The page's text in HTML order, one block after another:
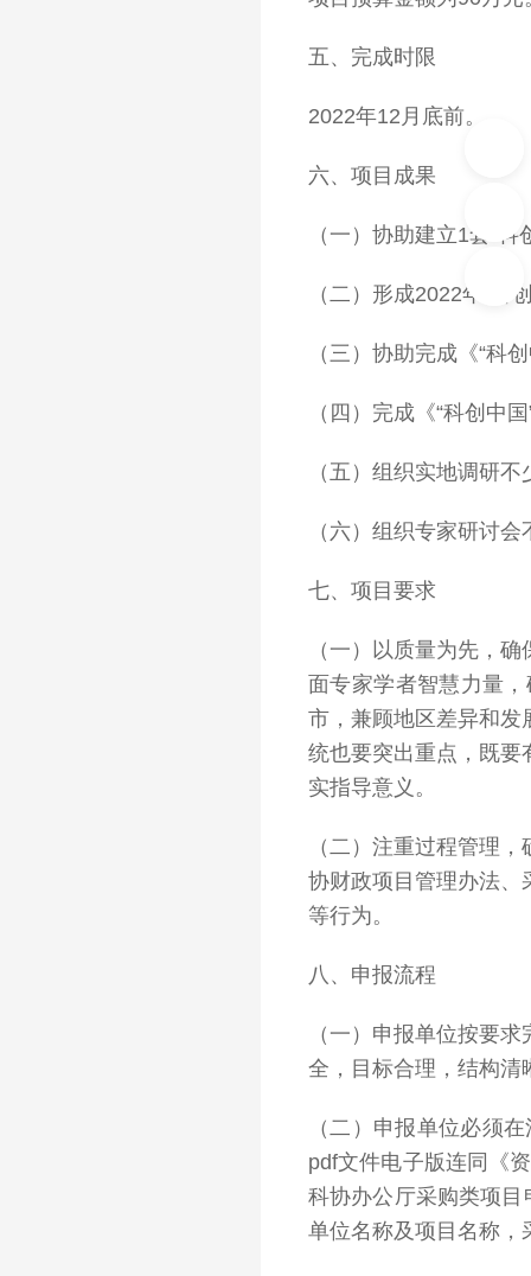
五、完成时限
2022年12月底前。
六、项目成果
（一）协助建立1套“
（二）形成2022年“
（三）协助完成《“科
（四）完成《“科创中
（五）组织实地调研
（六）组织专家研讨
七、项目要求
（一）以质量为先，
面专家学者智慧力量
市，兼顾地区差异和发
统也要突出重点，既要
实指导意义。
（二）注重过程管理
协财政项目管理办法、
等行为。
八、申报流程
（一）申报单位按要
全，目标合理，结构清
（二）申报单位必须
pdf文件电子版连同《
科协办公厅采购类项
单位名称及项目名称，